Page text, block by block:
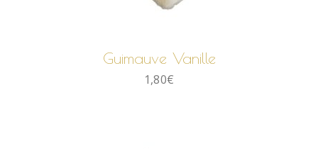
Guimauve Vanille
1,80€